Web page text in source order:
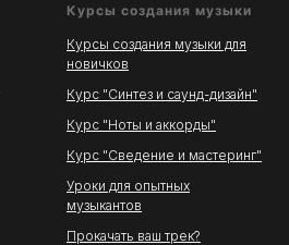
Курсы создания музыки
Курсы создания музыки для
новичков
Курс "Синтез и саунд-дизайн"
Курс "Ноты и аккорды"
Курс "Сведение и мастеринг"
Уроки для опытных
музыкантов
Прокачать ваш трек?